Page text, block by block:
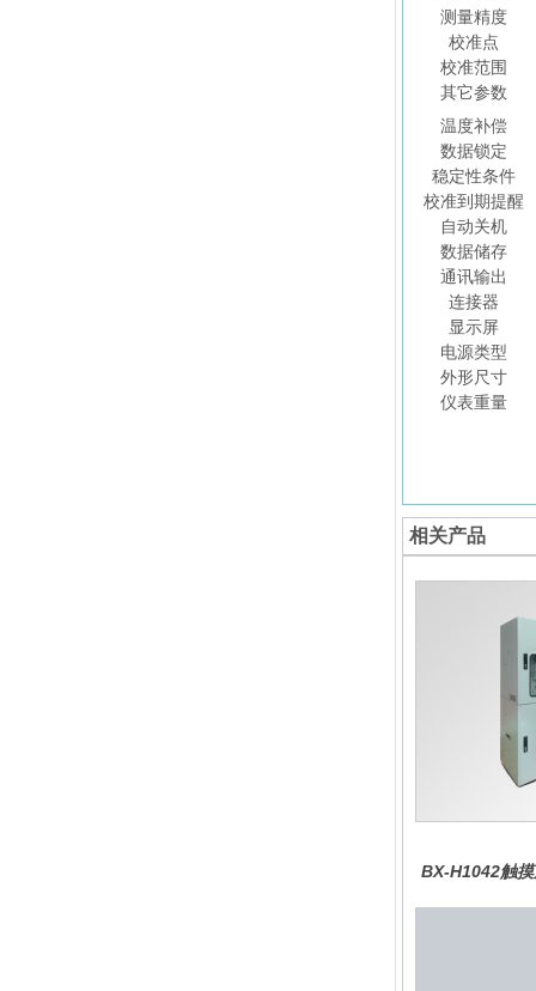
测量精度
校准点
校准范围
其它参数
温度补偿
数据锁定
稳定性条件
校准到期提醒
自动关机
数据储存
通讯输出
连接器
显示屏
电源类型
外形尺寸
仪表重量
相关产品
BX-H1042触